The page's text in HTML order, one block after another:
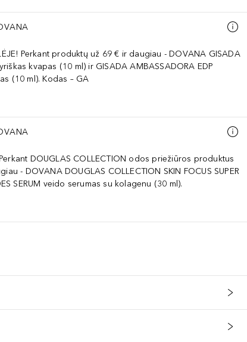
Perkant produktų už 69 € ir daugiau - DOVANA GISADA
kvapas (10 ml) ir GISADA AMBASSADORA EDP
(10 ml). Kodas – GA
Perkant DOUGLAS COLLECTION odos priežiūros produktus
- DOVANA DOUGLAS COLLECTION SKIN FOCUS SUPER
SERUM veido serumas su kolagenu (30 ml).